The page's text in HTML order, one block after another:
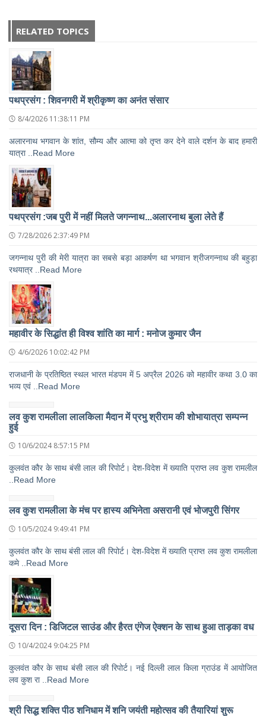
RELATED TOPICS
पथप्रसंग : शिवनगरी में श्रीकृष्ण का अनंत संसार
8/4/2026 11:38:11 PM
अलारनाथ भगवान के शांत, सौम्य और आत्मा को तृप्त कर देने वाले दर्शन के बाद हमारी
यात्रा ..Read More
पथप्रसंग :जब पुरी में नहीं मिलते जगन्नाथ...अलारनाथ बुला लेते हैं
7/28/2026 2:37:49 PM
जगन्नाथ पुरी की मेरी यात्रा का सबसे बड़ा आकर्षण था भगवान श्रीजगन्नाथ की बहुड़ा
रथयात्र ..Read More
महावीर के सिद्धांत ही विश्व शांति का मार्ग : मनोज कुमार जैन
4/6/2026 10:02:42 PM
राजधानी के प्रतिष्ठित स्थल भारत मंडपम में 5 अप्रैल 2026 को महावीर कथा 3.0 का
भव्य एवं ..Read More
लव कुश रामलीला लालकिला मैदान में प्रभु श्रीराम की शोभायात्रा सम्पन्न
हुई
10/6/2024 8:57:15 PM
कुलवंत कौर के साथ बंसी लाल की रिपोर्ट। देश-विदेश में ख्याति प्राप्त लव कुश रामलील
..Read More
लव कुश रामलीला के मंच पर हास्य अभिनेता असरानी एवं भोजपुरी सिंगर
10/5/2024 9:49:41 PM
कुलवंत कौर के साथ बंसी लाल की रिपोर्ट। देश-विदेश में ख्याति प्राप्त लव कुश रामलीला
कमे ..Read More
दूसरा दिन : डिजिटल साउंड और हैरत एंगेज ऐक्शन के साथ हुआ ताड़का वध
10/4/2024 9:04:25 PM
कुलवंत कौर के साथ बंसी लाल की रिपोर्ट। नई दिल्ली लाल किला ग्राउंड में आयोजित
लव कुश रा ..Read More
श्री सिद्ध शक्ति पीठ शनिधाम में शनि जयंती महोत्सव की तैयारियां शुरू